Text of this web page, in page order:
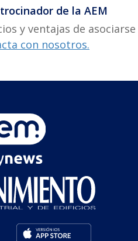
de la AEM
y ventajas de asociarse
con nosotros.